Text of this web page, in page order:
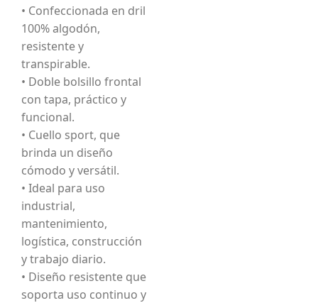
• Confeccionada en dril
100% algodón,
resistente y
transpirable.
• Doble bolsillo frontal
con tapa, práctico y
funcional.
• Cuello sport, que
brinda un diseño
cómodo y versátil.
• Ideal para uso
industrial,
mantenimiento,
logística, construcción
y trabajo diario.
• Diseño resistente que
soporta uso continuo y